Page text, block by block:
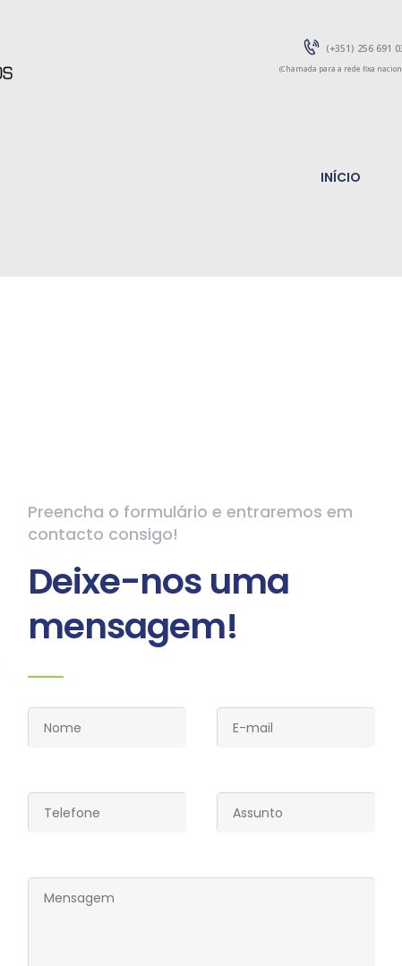
(+351) 256 691
INÍCIO
Preencha o formulário e entraremos em
contacto consigo!
Deixe-nos uma
mensagem!